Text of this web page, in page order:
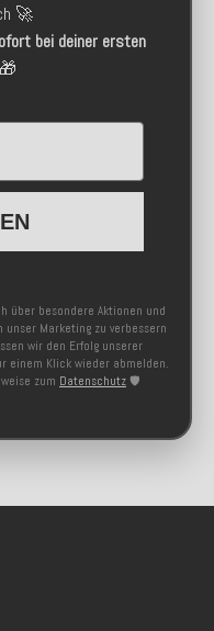
🚀
bei deiner ersten
über besondere Aktionen und
Marketing zu verbessern
wir den Erfolg unserer
einem Klick wieder abmelden.
zum Datenschutz 🛡️